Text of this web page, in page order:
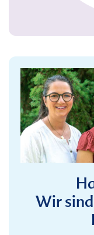
Wir